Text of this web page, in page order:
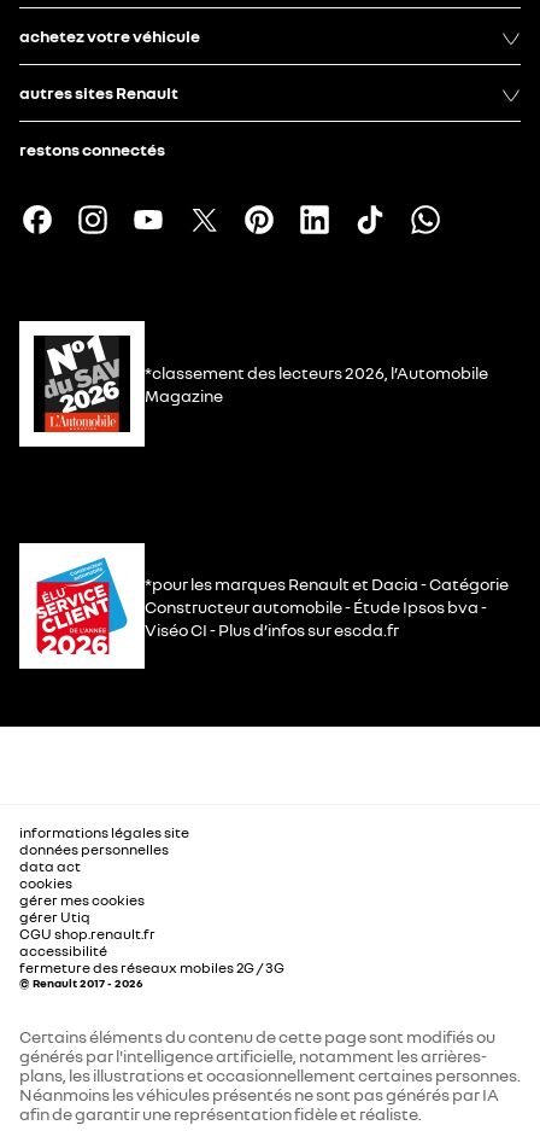
achetez votre véhicule
autres sites Renault
restons connectés
*classement des lecteurs 2026, l’Automobile
Magazine
*pour les marques Renault et Dacia - Catégorie
Constructeur automobile - Étude Ipsos bva -
Viséo CI - Plus d’infos sur escda.fr
informations légales site
données personnelles
data act
cookies
gérer mes cookies
gérer Utiq
CGU shop.renault.fr
accessibilité
fermeture des réseaux mobiles 2G / 3G
© Renault 2017 - 2026
Certains éléments du contenu de cette page sont modifiés ou
générés par l'intelligence artificielle, notamment les arrières-
plans, les illustrations et occasionnellement certaines personnes.
Néanmoins les véhicules présentés ne sont pas générés par IA
afin de garantir une représentation fidèle et réaliste.